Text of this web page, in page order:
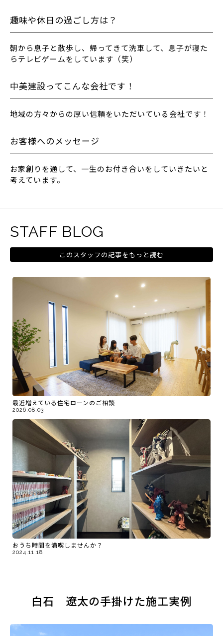
趣味や休日の過ごし方は？
朝から息子と散歩し、帰ってきて洗車して、息子が寝た
らテレビゲームをしています（笑）
中美建設ってこんな会社です！
地域の方々からの厚い信頼をいただいている会社です！
お客様へのメッセージ
お家創りを通して、一生のお付き合いをしていきたいと
考えています。
STAFF BLOG
このスタッフの記事をもっと読む
最近増えている住宅ローンのご相談
2026.08.03
おうち時間を満喫しませんか？
2024.11.18
白石 遼太の手掛けた施工実例